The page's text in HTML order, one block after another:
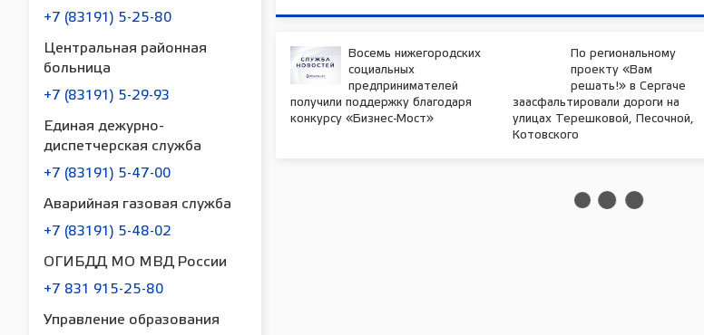
+7 (83191) 5-25-80
Центральная районная
больница
+7 (83191) 5-29-93
Единая дежурно-
диспетчерская служба
+7 (83191) 5-47-00
Аварийная газовая служба
+7 (83191) 5-48-02
ОГИБДД МО МВД России
+7 831 915-25-80
Управление образования
Восемь нижегородских
социальных
предпринимателей
получили поддержку благодаря
конкурсу «Бизнес-Мост»
По региональному
проекту «Вам
решать!» в Сергаче
заасфальтировали дороги на
улицах Терешковой, Песочной,
Котовского